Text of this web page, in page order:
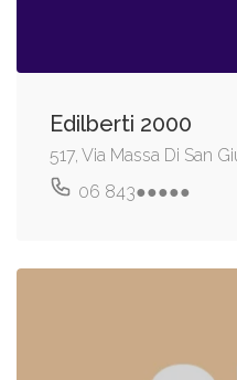
Edilberti 2000
517, Via Massa Di San
06 843●●●●●